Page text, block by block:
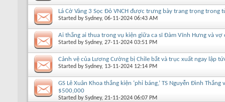
Lá Cờ Vàng 3 Sọc Đỏ VNCH được trưng bày trang trọng trong
Started bySydney, 06-11-2024 06:43 AM
Ai thắng ai thua trong vụ kiện giữa ca sĩ Đàm Vĩnh Hưng và vợ
Started bySydney, 27-11-2024 03:51 PM
Cảnh vệ của Lương Cường bị Chile bắt và trục xuất ngay lập
Started bySydney, 13-11-2024 12:14 PM
GS Lê Xuân Khoa thắng kiện ‘phỉ báng,’ TS Nguyễn Đình Thắng
$500,000
Started bySydney, 21-11-2024 06:07 PM